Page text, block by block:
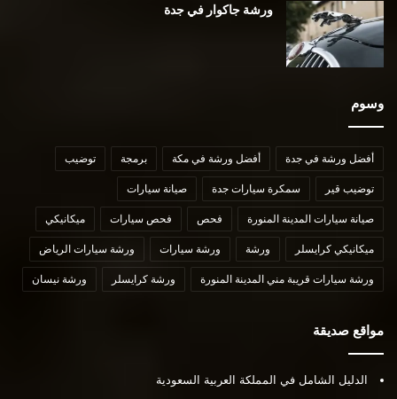
ورشة جاكوار في جدة
وسوم
أفضل ورشة في جدة أفضل ورشة في مكة برمجة توضيب
توضيب قير سمكرة سيارات جدة صيانة سيارات
صيانة سيارات المدينة المنورة فحص فحص سيارات ميكانيكي
ميكانيكي كرايسلر ورشة ورشة سيارات ورشة سيارات الرياض
ورشة سيارات قريبة مني المدينة المنورة ورشة كرايسلر ورشة نيسان
مواقع صديقة
الدليل الشامل في المملكة العربية السعودية